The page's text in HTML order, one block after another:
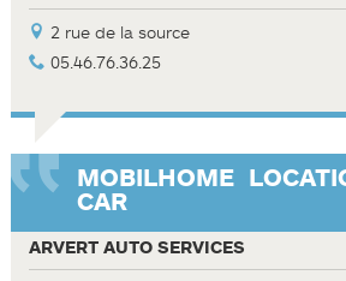
2 rue de la source
05.46.76.36.25
MOBIL­HOME
CAR
ARVERT AUTO SERVICES